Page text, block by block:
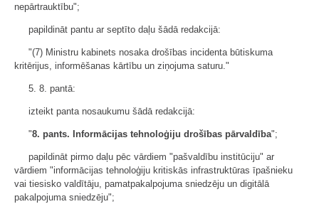
nepārtrauktību";
papildināt pantu ar septīto daļu šādā redakcijā:
"(7) Ministru kabinets nosaka drošības incidenta būtiskuma
kritērijus, informēšanas kārtību un ziņojuma saturu."
5. 8. pantā:
izteikt panta nosaukumu šādā redakcijā:
"8. pants. Informācijas tehnoloģiju drošības pārvaldība";
papildināt pirmo daļu pēc vārdiem "pašvaldību institūciju" ar
vārdiem "informācijas tehnoloģiju kritiskās infrastruktūras īpašnieku
vai tiesisko valdītāju, pamatpakalpojuma sniedzēju un digitālā
pakalpojuma sniedzēju";